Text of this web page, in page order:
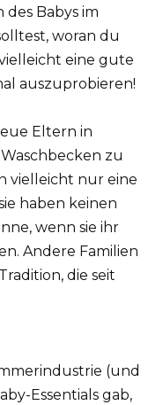
Babys im
woran du
eine gute
auszuprobieren!
Eltern in
zu
vielleicht nur eine
haben keinen
wenn sie ihr
Andere Familien
die seit
(und
Essentials gab,